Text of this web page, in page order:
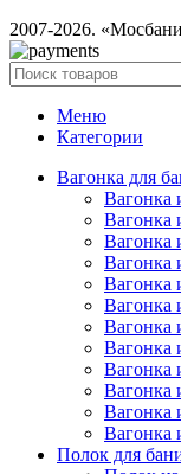
2007-2026.
Меню
Категории
Вагонка для
Вагонка
Вагонка
Вагонка
Вагонка
Вагонка
Вагонка
Вагонка
Вагонка
Вагонка
Вагонка
Вагонка
Вагонка
Полок для